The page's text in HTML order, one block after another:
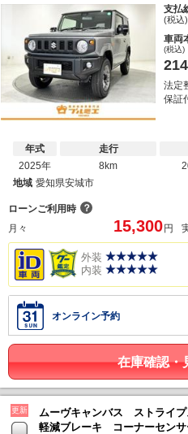
支払
(税込)
車両
(税込)
法定
保証
年式
2025年
走行
8km
地域 愛知県安城市
ローンご利用時 ？
月々
15,300円
外装
内装
オンライン予約
在庫確認・
更新
ムーヴキャンバス ストライ
軽減ブレーキ コーナーセン